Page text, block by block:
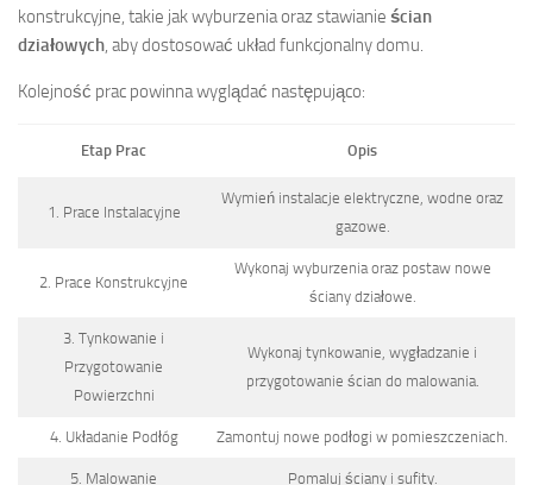
konstrukcyjne, takie jak wyburzenia oraz stawianie ścian
działowych , aby dostosować układ funkcjonalny domu.
Kolejność prac powinna wyglądać następująco:
Etap Prac Opis
1. Prace Instalacyjne
Wymień instalacje elektryczne, wodne oraz
gazowe.
2. Prace Konstrukcyjne
Wykonaj wyburzenia oraz postaw nowe
ściany działowe.
3. Tynkowanie i
Przygotowanie
Powierzchni
Wykonaj tynkowanie, wygładzanie i
przygotowanie ścian do malowania.
4. Układanie Podłóg Zamontuj nowe podłogi w pomieszczeniach.
5. Malowanie Pomaluj ściany i sufity.